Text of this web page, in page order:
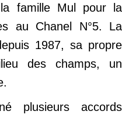
famille Mul pour la
au Chanel N°5. La
1987, sa propre
des champs, un
plusieurs accords